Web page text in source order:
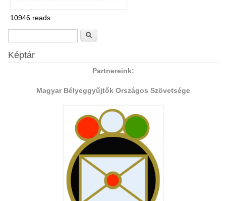
10946 reads
Képtár
Partnereink:
Magyar Bélyeggyűjtők Országos Szövetsége